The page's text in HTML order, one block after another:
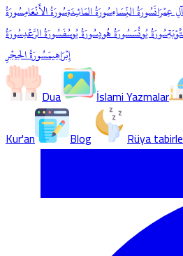
عِمۡرَانَسُورَةُ النِّسَاءِسُورَةُ المَائـِدَةِسُورَةُ الأَنۡعَامِسُورَةُ
سُورَةُ يُونُسَسُورَةُ هُودٍسُورَةُ يُوسُفَسُورَةُ الرَّعۡدِسُورَةُ
إِبۡرَاهِيمَسُورَةُ الحِجۡرِ
Dua İslami Yazmalar
Kur'an
Blog Rüya